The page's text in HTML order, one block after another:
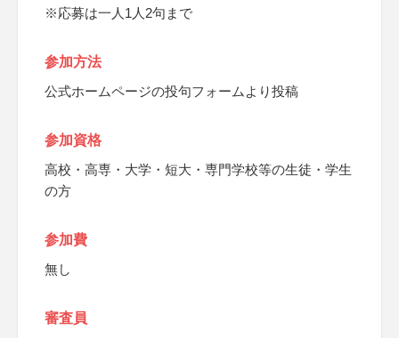
※応募は一人1人2句まで
参加方法
公式ホームページの投句フォームより投稿
参加資格
高校・高専・大学・短大・専門学校等の生徒・学生
の方
参加費
無し
審査員